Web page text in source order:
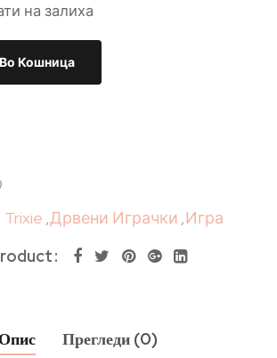
на залиха
Кошница
Trixie ,Дрвени Играчки ,Игра
Опис Прегледи (0)